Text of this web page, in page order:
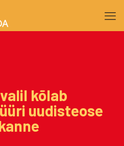
kõlab
uudisteose